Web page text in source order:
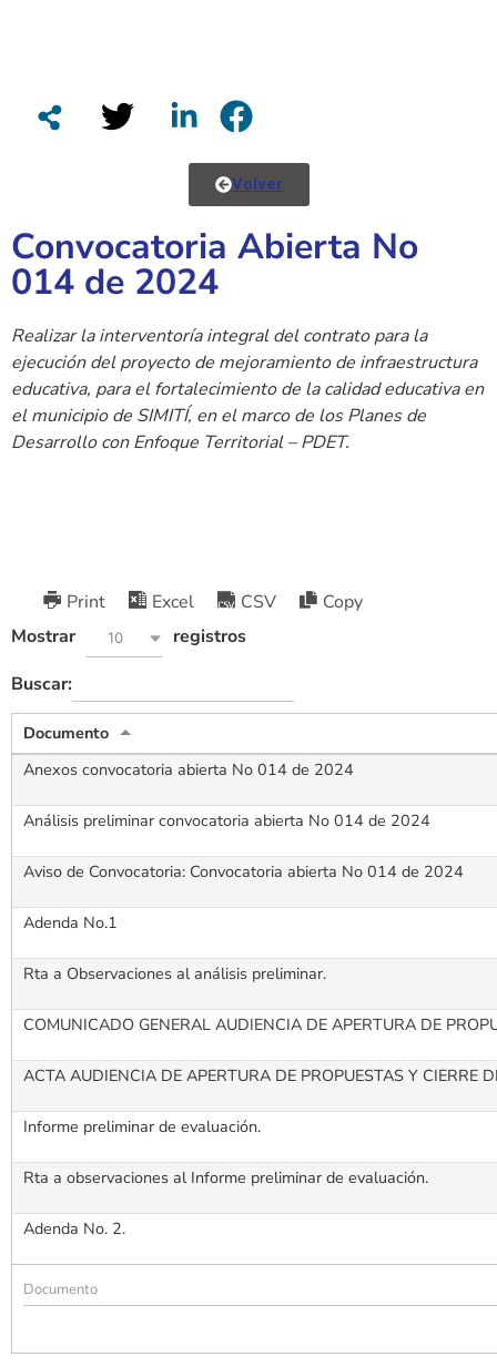
Volver
Convocatoria Abierta No
014 de 2024
Realizar la interventoría integral del contrato para la
ejecución del proyecto de mejoramiento de infraestructura
educativa, para el fortalecimiento de la calidad educativa en
el municipio de SIMITÍ, en el marco de los Planes de
Desarrollo con Enfoque Territorial – PDET.
Print Excel CSV
Copy
Mostrar
10
registros
Buscar:
Documento
Anexos convocatoria abierta No 014 de 2024
Análisis preliminar convocatoria abierta No 014 de 2024
Aviso de Convocatoria: Convocatoria abierta No 014 de 2024
Adenda No.1
Rta a Observaciones al análisis preliminar.
COMUNICADO GENERAL AUDIENCIA DE APERTURA DE
ACTA AUDIENCIA DE APERTURA DE PROPUESTAS Y CIERRE
Informe preliminar de evaluación.
Rta a observaciones al Informe preliminar de evaluación.
Adenda No. 2.